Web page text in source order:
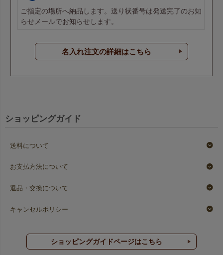
ご指定の場所へ納品します。送り状番号は発送完了のお知
らせメールでお知らせします。
名入れ注文の詳細はこちら
ショッピングガイド
送料について
お支払方法について
返品・交換について
キャンセルポリシー
ショッピングガイドページはこちら